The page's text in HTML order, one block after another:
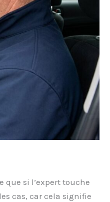
que si l’expert touche
cas, car cela signifie